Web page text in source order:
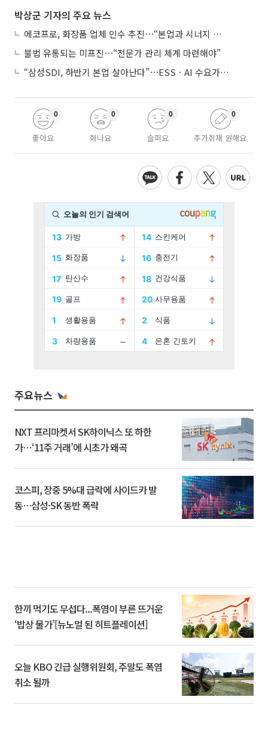
박상군 기자의 주요 뉴스
에코프로, 화장품 업체 인수 추진⋯“본업과 시너지 부족”
불법 유통되는 미프진⋯“전문가 관리 체계 마련해야”
“삼성SDI, 하반기 본업 살아난다”⋯ESSㆍAI 수요가 견인
좋아요
0
화나요
0
슬퍼요
0
추가취재 원해요
0
주요뉴스
NXT 프리마켓서 SK하이닉스 또 하한
가⋯‘11주 거래’에 시초가 왜곡
코스피, 장중 5%대 급락에 사이드카 발
동…삼성·SK 동반 폭락
한끼 먹기도 무섭다...폭염이 부른 뜨거운
‘밥상 물가’[뉴노멀 된 히트플레이션]
오늘 KBO 긴급 실행위원회, 주말도 폭염
취소 될까